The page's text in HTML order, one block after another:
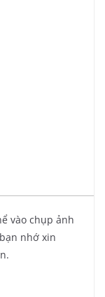
vào chụp ảnh
nhớ xin